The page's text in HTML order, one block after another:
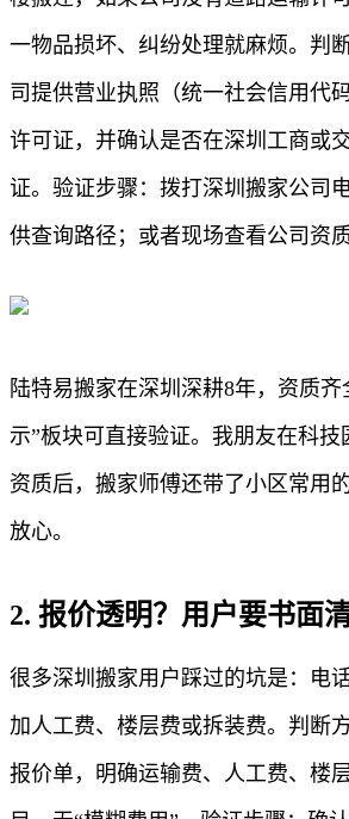
一物品损坏、纠纷处理就麻烦。判
司提供营业执照（统一社会信用代
许可证，并确认是否在深圳工商或
证。验证步骤：拨打深圳搬家公司
供查询路径；或者现场查看公司资质
陆特易搬家在深圳深耕8年，资质齐
示”板块可直接验证。我朋友在科技
资质后，搬家师傅还带了小区常用
放心。
2. 报价透明？用户要书面
很多深圳搬家用户踩过的坑是：电
加人工费、楼层费或拆装费。判断
报价单，明确运输费、人工费、楼